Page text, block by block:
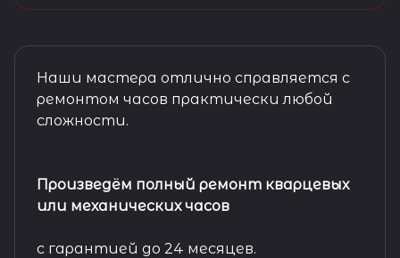
Наши мастера отлично справляется с
ремонтом часов практически любой
сложности.
Произведём полный ремонт кварцевых
или механических часов
с гарантией до 24 месяцев.